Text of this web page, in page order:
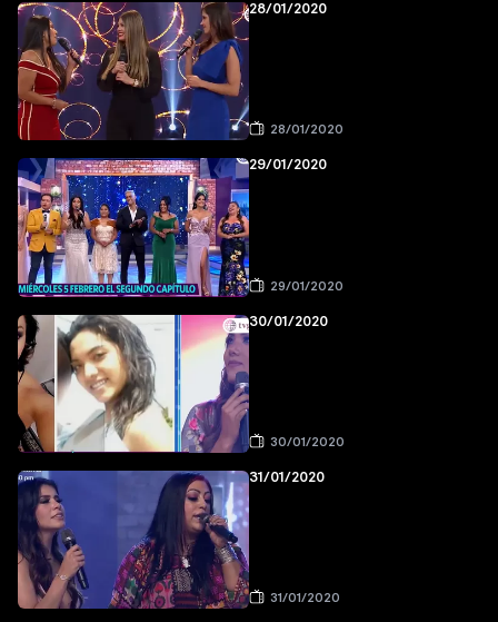
28/01/2020
28/01/2020
29/01/2020
29/01/2020
30/01/2020
30/01/2020
31/01/2020
31/01/2020